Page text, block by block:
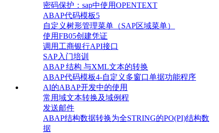
密码保护：sap中使用OPENTEXT
ABAP代码模板5
自定义树形管理菜单（SAP区域菜单）
使用FB05创建凭证
调用工商银行API接口
SAP入门培训
ABAP 结构 与XML文本的转换
ABAP代码模板4-自定义多窗口单据功能程序
AI的ABAP开发中的使用
常用域文本转换及域例程
发送邮件
ABAP结构数据转换为全STRING的PO(PI)结构数
据